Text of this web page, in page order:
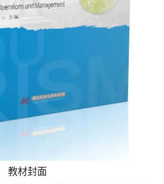
教材封面